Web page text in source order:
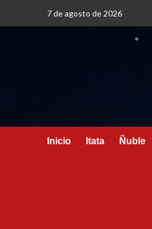
7 de agosto de 2026
Inicio Itata Ñuble